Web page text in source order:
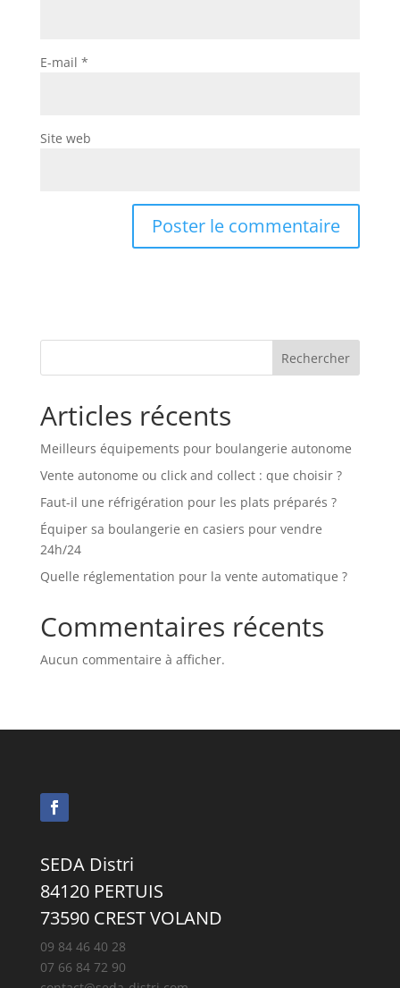
E-mail *
Site web
Rechercher
Articles récents
Meilleurs équipements pour boulangerie autonome
Vente autonome ou click and collect : que choisir ?
Faut-il une réfrigération pour les plats préparés ?
Équiper sa boulangerie en casiers pour vendre
24h/24
Quelle réglementation pour la vente automatique ?
Commentaires récents
Aucun commentaire à afficher.
SEDA Distri
84120 PERTUIS
73590 CREST VOLAND
09 84 46 40 28
07 66 84 72 90